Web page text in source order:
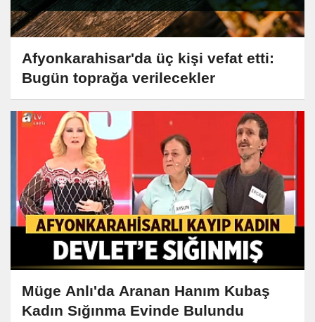
Afyonkarahisar'da üç kişi vefat etti:
Bugün toprağa verilecekler
Müge Anlı'da Aranan Hanım Kubaş
Kadın Sığınma Evinde Bulundu